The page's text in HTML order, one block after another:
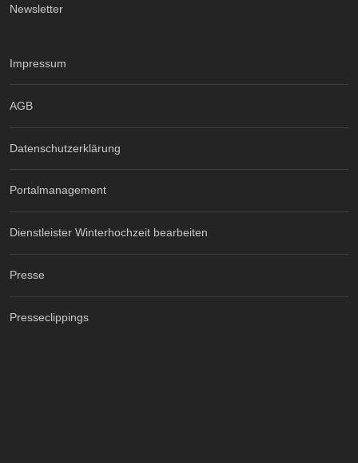
Newsletter
Impressum
AGB
Datenschutzerklärung
Portalmanagement
Dienstleister Winterhochzeit bearbeiten
Presse
Presseclippings